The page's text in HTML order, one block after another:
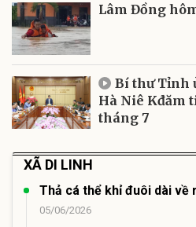
Lâm Đồng
Bí thư Tỉnh
Hà Niê Kđăm
tháng 7
XÃ DI LINH
Thả cá thể khỉ đuôi dài về
05/06/2026